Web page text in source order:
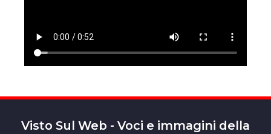
Visto Sul Web - Voci e immagini della